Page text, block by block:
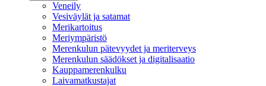
Veneily
Vesiväylät ja satamat
Merikartoitus
Meriympäristö
Merenkulun pätevyydet ja meriterveys
Merenkulun säädökset ja digitalisaatio
Kauppamerenkulku
Laivamatkustajat